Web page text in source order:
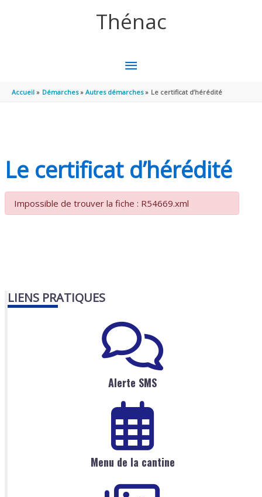
Thénac
MENU
PRINCIPAL
Accueil Démarches Autres démarches Le certificat d’hérédité
Le certificat d’hérédité
Impossible de trouver la fiche : R54669.xml
LIENS PRATIQUES
Alerte SMS
Menu de la cantine